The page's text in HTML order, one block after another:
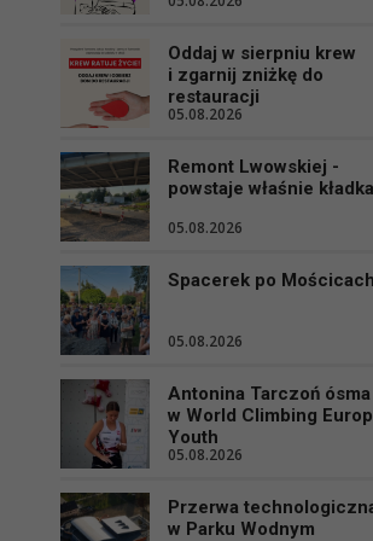
Oddaj w sierpniu krew
i zgarnij zniżkę do
restauracji
05.08.2026
Remont Lwowskiej -
powstaje właśnie kładka
05.08.2026
Spacerek po Mościcach
05.08.2026
Antonina Tarczoń ósma
w World Climbing
Youth
05.08.2026
Przerwa
w Parku Wodnym